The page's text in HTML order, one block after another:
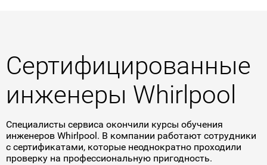
Сертифицированные
инженеры Whirlpool
Специалисты сервиса окончили курсы обучения
инженеров Whirlpool. В компании работают сотрудники
с сертификатами, которые неоднократно проходили
проверку на профессиональную пригодность.